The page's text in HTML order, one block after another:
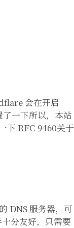
会在开启
一下所以，本站
下 RFC 9460关于
DNS 服务器，可
分友好，只需要